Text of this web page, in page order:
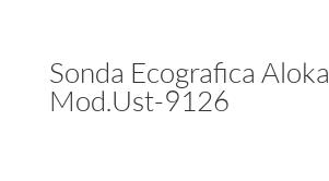
Sonda Ecografica Aloka
Mod.Ust-9126